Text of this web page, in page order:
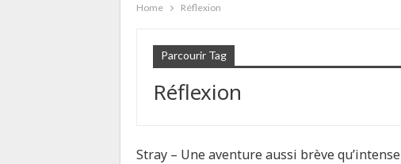
Home Réflexion
Parcourir Tag
Réflexion
Stray – Une aventure aussi brève qu’intense